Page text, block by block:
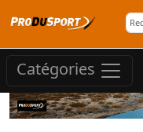
Catégories